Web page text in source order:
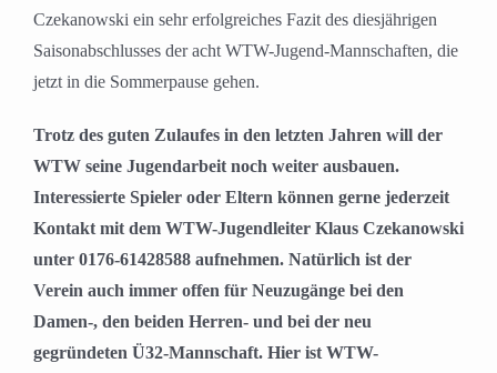
Czekanowski ein sehr erfolgreiches Fazit des diesjährigen
Saisonabschlusses der acht WTW-Jugend-Mannschaften, die
jetzt in die Sommerpause gehen.
Trotz des guten Zulaufes in den letzten Jahren will der
WTW seine Jugendarbeit noch weiter ausbauen.
Interessierte Spieler oder Eltern können gerne jederzeit
Kontakt mit dem WTW-Jugendleiter Klaus Czekanowski
unter 0176-61428588 aufnehmen. Natürlich ist der
Verein auch immer offen für Neuzugänge bei den
Damen-, den beiden Herren- und bei der neu
gegründeten Ü32-Mannschaft. Hier ist WTW-